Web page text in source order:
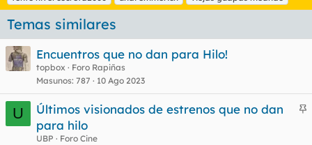
Temas similares
Encuentros que no dan para Hilo!
topbox
Foro Rapiñas
Masunos 787 10 Ago 2023
U
Últimos visionados de estrenos que no dan
para hilo
UBP
Foro Cine